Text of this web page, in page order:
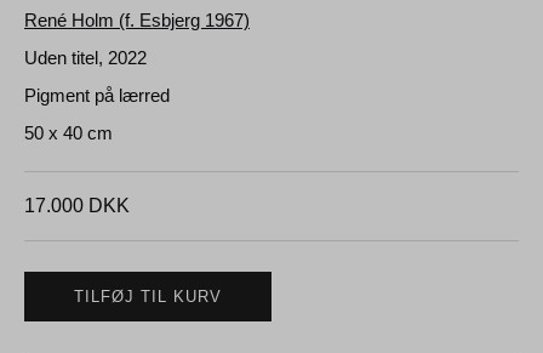
René Holm (f. Esbjerg 1967)
Uden titel, 2022
Pigment på lærred
50 x 40 cm
17.000 DKK
TILFØJ TIL KURV